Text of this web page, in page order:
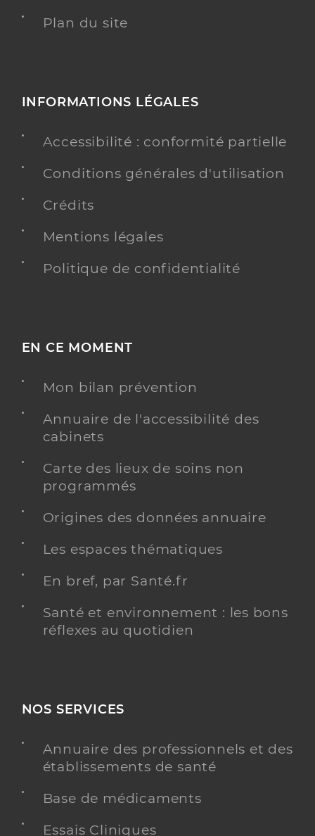
Plan du site
INFORMATIONS LÉGALES
Accessibilité : conformité partielle
Conditions générales d'utilisation
Crédits
Mentions légales
Politique de confidentialité
EN CE MOMENT
Mon bilan prévention
Annuaire de l'accessibilité des
cabinets
Carte des lieux de soins non
programmés
Origines des données annuaire
Les espaces thématiques
En bref, par Santé.fr
Santé et environnement : les bons
réflexes au quotidien
NOS SERVICES
Annuaire des professionnels et des
établissements de santé
Base de médicaments
Essais Cliniques